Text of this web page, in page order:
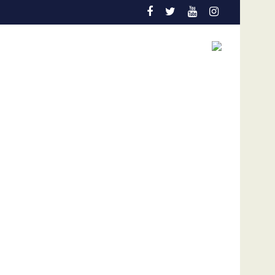
coyuntura
dólares por afectaciones a la salud mental de los niños
Vozinha genera furor en su presentación en el